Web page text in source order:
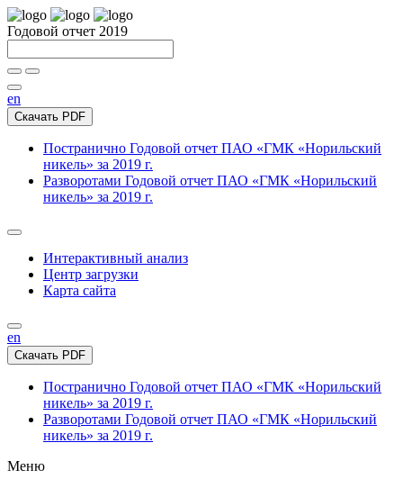
Годовой отчет 2019
en
Скачать PDF
Постранично Годовой отчет ПАО «ГМК «Норильский
никель» за 2019 г.
Разворотами Годовой отчет ПАО «ГМК «Норильский
никель» за 2019 г.
Интерактивный анализ
Центр загрузки
Карта сайта
en
Скачать PDF
Постранично Годовой отчет ПАО «ГМК «Норильский
никель» за 2019 г.
Разворотами Годовой отчет ПАО «ГМК «Норильский
никель» за 2019 г.
Меню